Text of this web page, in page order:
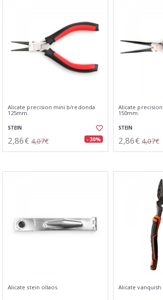
Alicate precision mini b/redonda
125mm.
STEIN
2,86€ 4,07€ - 30%
Alicate
150mm.
STEIN
2,86€ 4,07€
Alicate stein ollaos Alicate vanquish